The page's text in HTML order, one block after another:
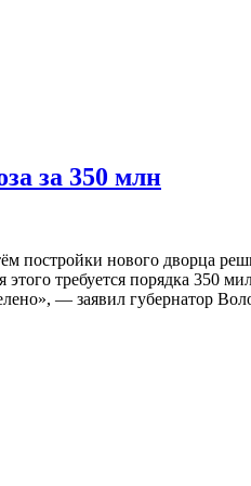
за 350 млн
нового дворца
требуется порядка 350
— заявил губернатор